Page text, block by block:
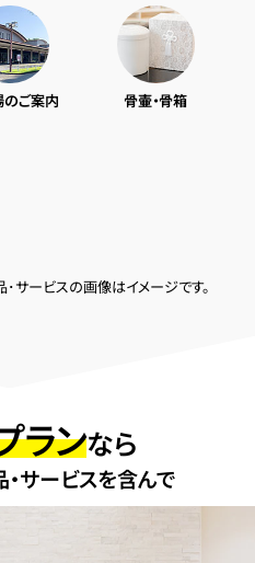
ご案内 骨壷・骨箱
サービスの画像はイメージです。
ランなら
サービスを含んで